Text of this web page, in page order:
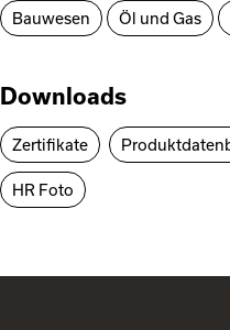
Bauwesen Öl und Gas
Downloads
Zertifikate
HR Foto